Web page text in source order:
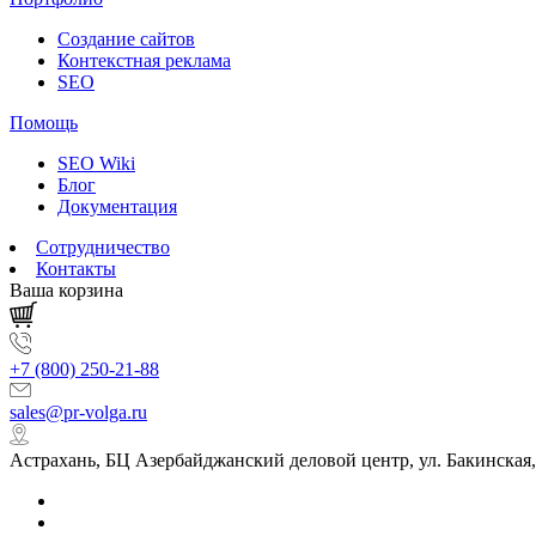
Создание сайтов
Контекстная реклама
SEO
Помощь
SEO Wiki
Блог
Документация
Сотрудничество
Контакты
Ваша корзина
+7 (800) 250-21-88
sales@pr-volga.ru
Астрахань, БЦ Азербайджанский деловой центр, ул.